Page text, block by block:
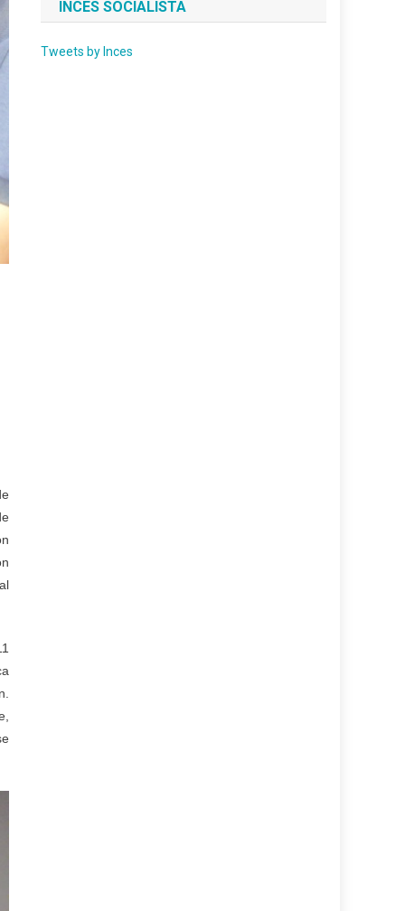
INCES SOCIALISTA
Tweets by Inces